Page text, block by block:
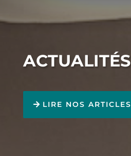
ACTUALITÉS
LIRE NOS ARTICLES